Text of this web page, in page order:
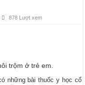
đông
878 Lượt xem
trộm ở trẻ em.
những bài thuốc y học cổ